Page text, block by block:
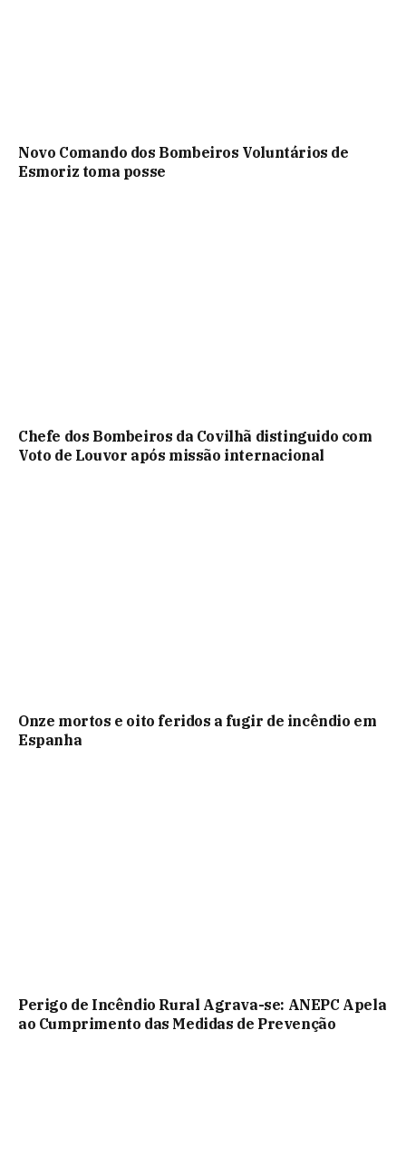
Novo Comando dos Bombeiros Voluntários de
Esmoriz toma posse
Chefe dos Bombeiros da Covilhã distinguido com
Voto de Louvor após missão internacional
Onze mortos e oito feridos a fugir de incêndio em
Espanha
Perigo de Incêndio Rural Agrava-se: ANEPC Apela
ao Cumprimento das Medidas de Prevenção